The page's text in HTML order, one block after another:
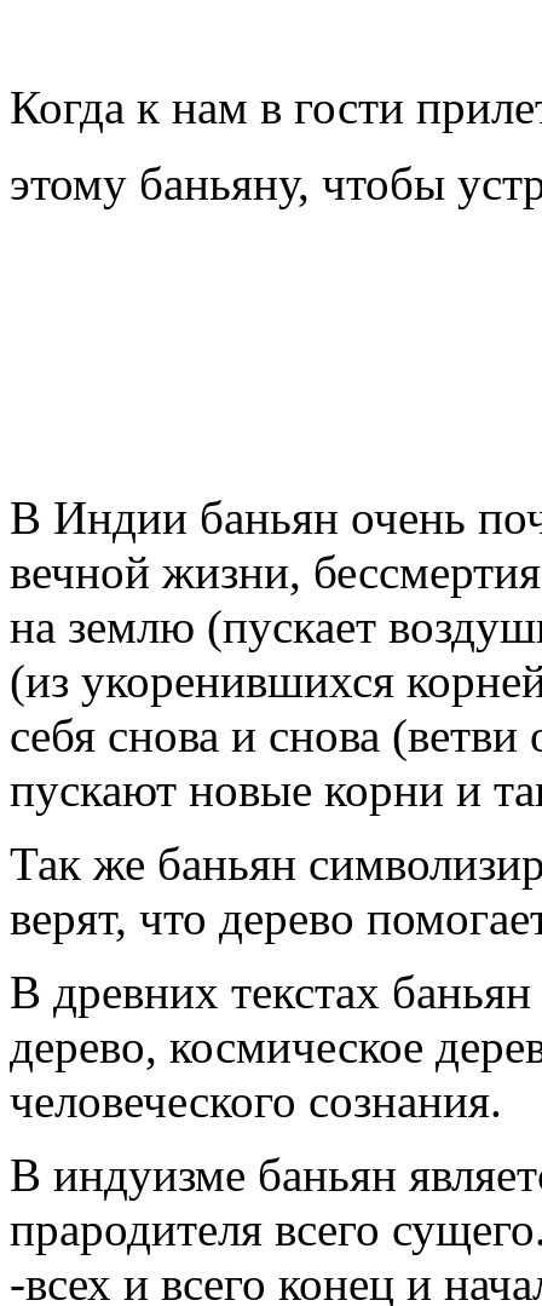
Когда к нам в гости
этому баньяну, чтобы
В Индии баньян очень
вечной жизни,
на землю (пускает
(из укоренившихся
себя снова и снова
пускают новые корни и
Так же баньян
верят, что дерево
В древних текстах
дерево, космическое
человеческого сознания.
В индуизме баньян
прародителя всего
-всех и всего конец и